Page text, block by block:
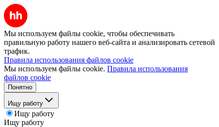
Мы используем файлы cookie, чтобы обеспечивать
правильную работу нашего веб-сайта и анализировать сетевой
трафик.
Правила использования файлов cookie
Мы используем файлы cookie. Правила использования
файлов cookie
Понятно
Ищу работу
Ищу работу
Ищу работу